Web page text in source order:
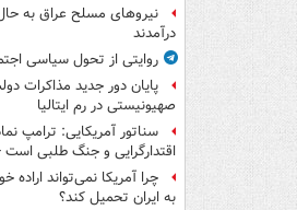
نیروهای مسلح عراق به
درآمدند
روایتی از تحول سیاسی
پایان دور جدید مذاکرات
صهیونیستی در رم ایتالیا
سناتور آمریکایی: ترامپ
اقتدارگرایی و جنگ طلبی است
چرا آمریکا نمی‌تواند اراده
به ایران تحمیل کند؟